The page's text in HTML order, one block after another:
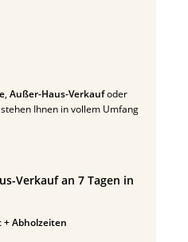
,Außer-Haus-Verkaufoder
Ihnen in vollem Umfang
Verkauf an 7 Tagen in
Abholzeiten